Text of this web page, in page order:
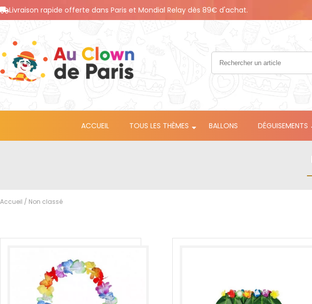
Livraison rapide offerte dans Paris et Mondial Relay dès 89€ d'achat.
ACCUEIL TOUS LES THÈMES BALLONS DÉGUISEMENTS
Accueil / Non classé